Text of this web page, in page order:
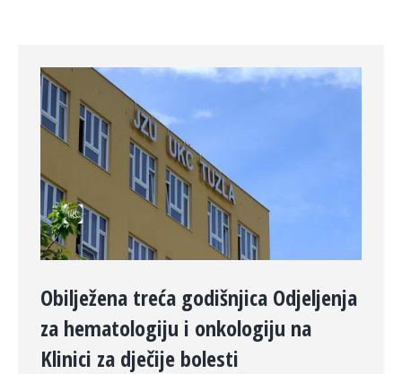
Obilježena treća godišnjica Odjeljenja
za hematologiju i onkologiju na
Klinici za dječije bolesti